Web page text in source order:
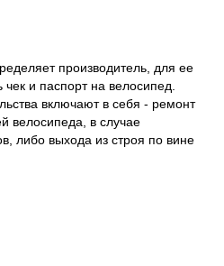
производитель, для ее
и паспорт на велосипед.
включают в себя - ремонт
велосипеда, в случае
либо выхода из строя по вине